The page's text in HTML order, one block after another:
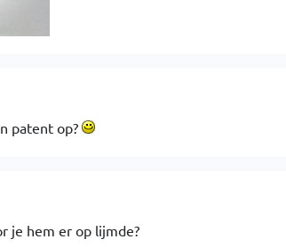
patent op?
je hem er op lijmde?